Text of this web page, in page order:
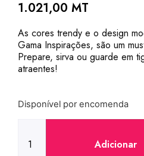
1.021,00 MT
As cores trendy e o design
Gama Inspirações, são um
Prepare, sirva ou guarde em
atraentes!
Disponível por encomenda
Adicionar